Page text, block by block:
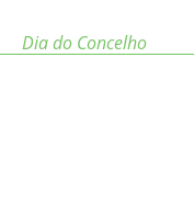
Dia do Concelho